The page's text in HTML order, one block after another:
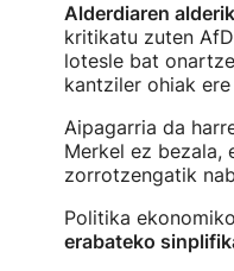
Alderdiaren
kritikatu zuten
lotesle bat
kantziler ohiak
Aipagarria da
Merkel ez bezala,
zorrotzengatik
Politika
erabateko